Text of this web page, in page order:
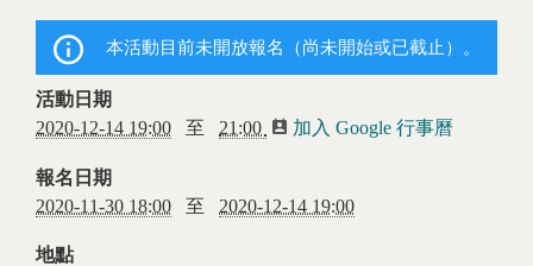
您在這裡本活動目前未開放報名（尚未開始或已截止）。
活動日期
2020-12-14 19:00 至 21:00 加入 Google 行事曆
報名日期
2020-11-30 18:00 至 2020-12-14 19:00
地點